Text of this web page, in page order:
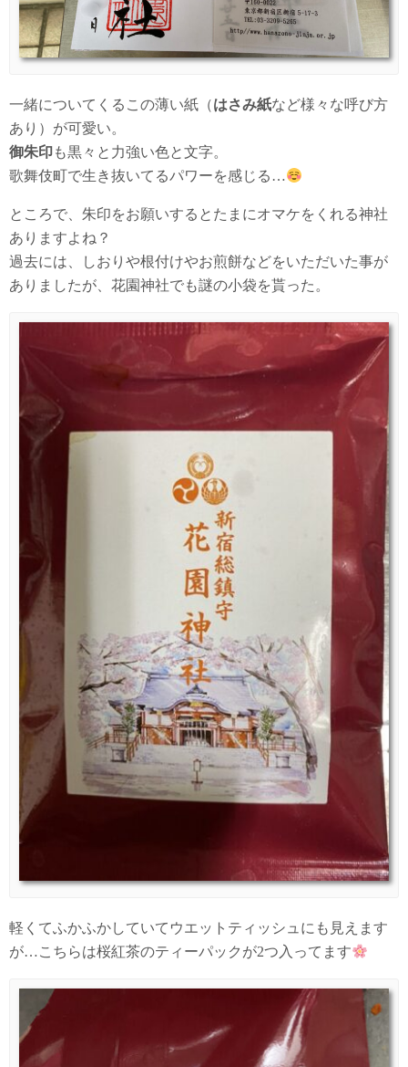
一緒についてくるこの薄い紙（はさみ紙など様々な呼び方
あり）が可愛い。
御朱印も黒々と力強い色と文字。
歌舞伎町で生き抜いてるパワーを感じる…
ところで、朱印をお願いするとたまにオマケをくれる神社
ありますよね？
過去には、しおりや根付けやお煎餅などをいただいた事が
ありましたが、花園神社でも謎の小袋を貰った。
軽くてふかふかしていてウエットティッシュにも見えます
が…こちらは桜紅茶のティーパックが2つ入ってます